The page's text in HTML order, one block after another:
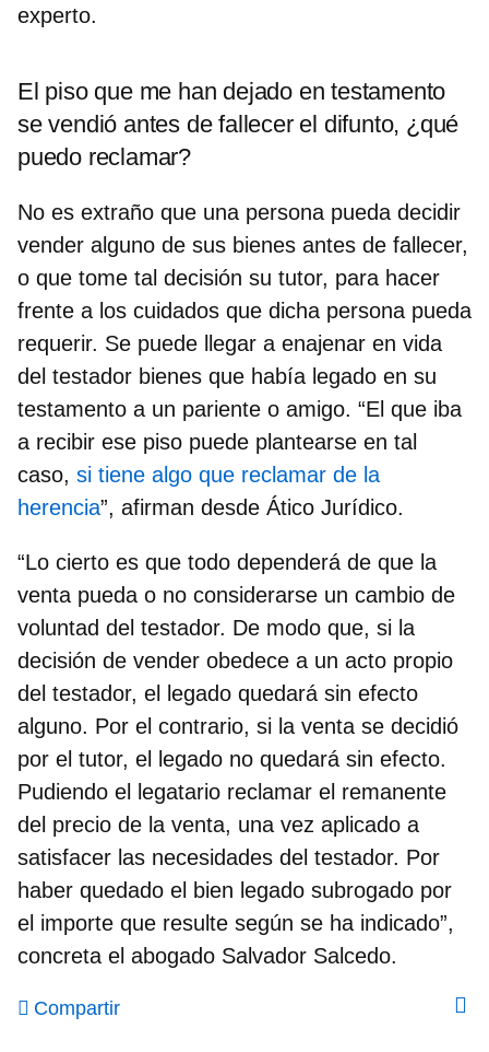
experto.
El piso que me han dejado en testamento
se vendió antes de fallecer el difunto, ¿qué
puedo reclamar?
No es extraño que una persona pueda decidir
vender alguno de sus bienes antes de fallecer,
o que tome tal decisión su tutor, para hacer
frente a los cuidados que dicha persona pueda
requerir. Se puede llegar a enajenar en vida
del testador bienes que había legado en su
testamento a un pariente o amigo. “El que iba
a recibir ese piso puede plantearse en tal
caso, si tiene algo que reclamar de la
herencia”, afirman desde Ático Jurídico.
“Lo cierto es que todo dependerá de que la
venta pueda o no considerarse un cambio de
voluntad del testador. De modo que, si la
decisión de vender obedece a un acto propio
del testador, el legado quedará sin efecto
alguno. Por el contrario, si la venta se decidió
por el tutor, el legado no quedará sin efecto.
Pudiendo el legatario reclamar el remanente
del precio de la venta, una vez aplicado a
satisfacer las necesidades del testador. Por
haber quedado el bien legado subrogado por
el importe que resulte según se ha indicado”,
concreta el abogado Salvador Salcedo.
Compartir